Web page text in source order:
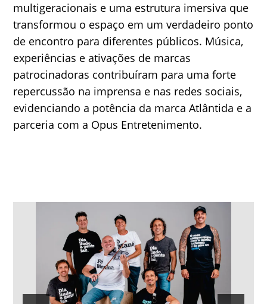
multigeracionais e uma estrutura imersiva que
transformou o espaço em um verdadeiro ponto
de encontro para diferentes públicos. Música,
experiências e ativações de marcas
patrocinadoras contribuíram para uma forte
repercussão na imprensa e nas redes sociais,
evidenciando a potência da marca Atlântida e a
parceria com a Opus Entretenimento.